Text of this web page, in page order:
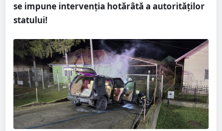
se impune intervenția hotărâtă a autorităților
statului!